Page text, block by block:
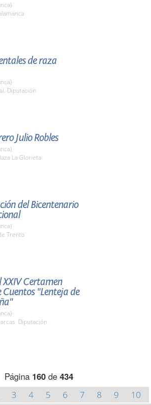
de raza
Diputación
Julio Robles
La Glorieta
del Bicentenario
Trento
XXIV Certamen
"Lenteja de
Diputación
Página 160de 434
3 4 5 6 7 8 9
10